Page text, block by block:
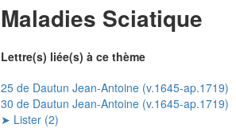
Maladies Sciatique
Lettre(s) liée(s) à ce thème
25 de Dautun Jean-Antoine (v.1645-ap.1719)
30 de Dautun Jean-Antoine (v.1645-ap.1719)
➤ Lister (2)